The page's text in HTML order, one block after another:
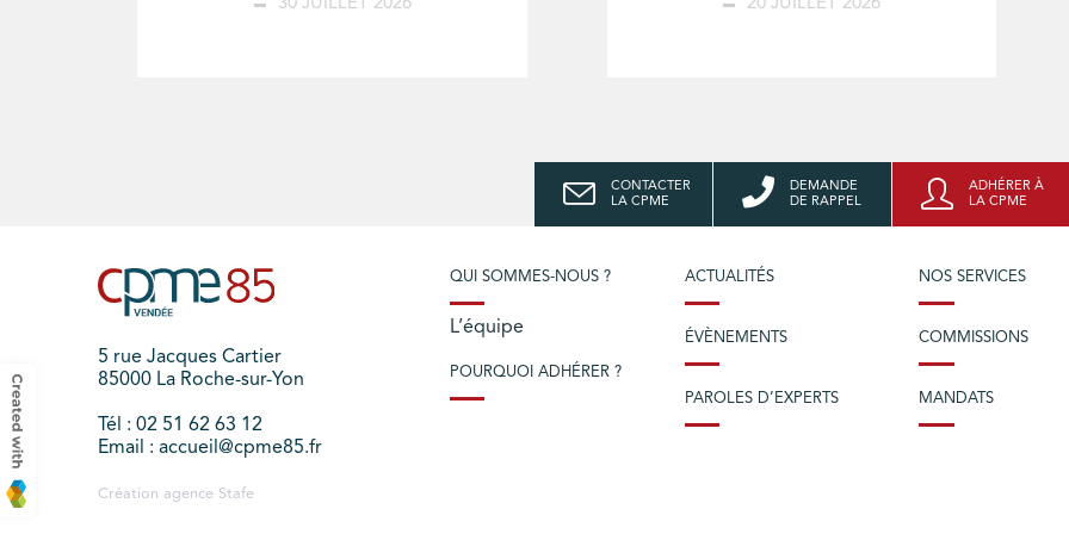
30 JUILLET 2026 20 JUILLET 2026
CONTACTER
LA CPME
DEMANDE
DE RAPPEL
ADHÉRER À
LA CPME
5 rue Jacques Cartier
85000 La Roche-sur-Yon
Tél : 02 51 62 63 12
Email : accueil@cpme85.fr
Création agence Stafe
QUI SOMMES-NOUS ?
L’équipe
POURQUOI ADHÉRER ?
ACTUALITÉS
ÉVÈNEMENTS
PAROLES D’EXPERTS
NOS SERVICES
COMMISSIONS
MANDATS